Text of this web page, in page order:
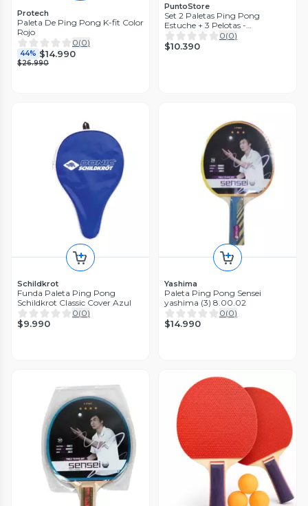
Protech
Paleta De Ping Pong K-fit Color
Rojo
0(0)
44% $14.990
$26.990
PuntoStore
Set 2 Paletas Ping Pong
Estuche + 3 Pelotas -
Puntostore
0(0)
$10.390
Schildkrot
Funda Paleta Ping Pong
Schildkrot Classic Cover Azul
0(0)
$9.990
Yashima
Paleta Ping Pong Sensei
yashima (3) 8.00.02
0(0)
$14.990